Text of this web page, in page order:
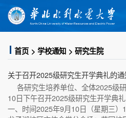
首页 学校通知 研究生院
关于召开2025级研究生开学典礼的通
各研究生培养单位、全体2025级
10日下午召开2025级研究生开学典
一、时间2025年9月10日（星期三）